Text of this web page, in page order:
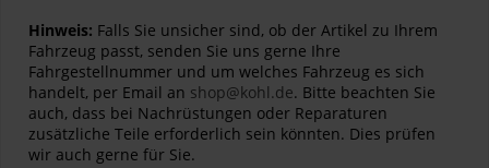
Hinweis: Falls Sie unsicher sind, ob der Artikel zu Ihrem
Fahrzeug passt, senden Sie uns gerne Ihre
Fahrgestellnummer und um welches Fahrzeug es sich
handelt, per Email an shop@kohl.de. Bitte beachten Sie
auch, dass bei Nachrüstungen oder Reparaturen
zusätzliche Teile erforderlich sein könnten. Dies prüfen
wir auch gerne für Sie.